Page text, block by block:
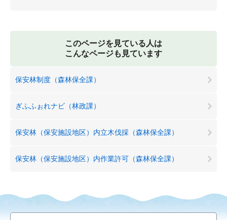
このページを見ている人は
こんなページも見ています
保安林制度（森林保全課）
ぎふふぉれナビ（林政課）
保安林（保安施設地区）内立木伐採（森林保全課）
保安林（保安施設地区）内作業許可（森林保全課）